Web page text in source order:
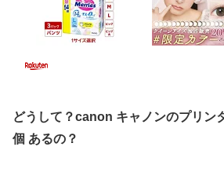
どうして？canon キャノンのプリン
個 あるの？